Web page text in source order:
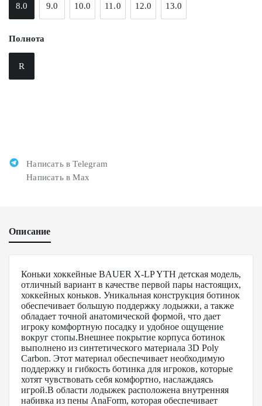
8.0 9.0 10.0 11.0 12.0 13.0
Полнота
R
Написать в Telegram
Написать в Max
Описание
Коньки хоккейные BAUER X-LP YTH детская модель,
отличный вариант в качестве первой пары настоящих,
хоккейных коньков. Уникальная конструкция ботинок
обеспечивает большую поддержку лодыжки, а также
обладает точной анатомической формой, что дает
игроку комфортную посадку и удобное ощущение
вокруг стопы.Внешнее покрытие корпуса ботинок
выполнено из синтетического материала 3D Poly
Carbon. Этот материал обеспечивает необходимую
поддержку и гибкость ботинка для игроков, которые
хотят чувствовать себя комфортно, наслаждаясь
игрой.В области лодыжек расположена внутренняя
набивка из пены AnaForm, которая обеспечивает